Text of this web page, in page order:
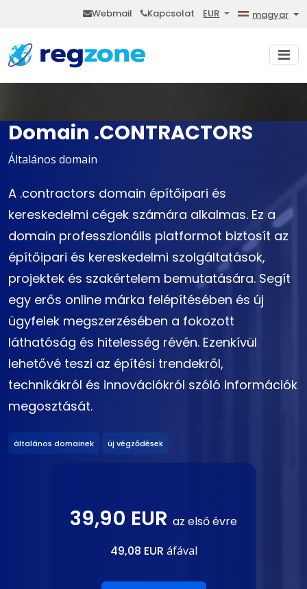
Webmail Kapcsolat EUR magyar
Domain .CONTRACTORS
Általános domain
A .contractors domain építőipari és
kereskedelmi cégek számára alkalmas. Ez a
domain professzionális platformot biztosít az
építőipari és kereskedelmi szolgáltatások,
projektek és szakértelem bemutatására. Segít
egy erős online márka felépítésében és új
ügyfelek megszerzésében a fokozott
láthatóság és hitelesség révén. Ezenkívül
lehetővé teszi az építési trendekről,
technikákról és innovációkról szóló információk
megosztását.
általános domainek új végződések
39,90 EUR az első évre
49,08 EUR áfával